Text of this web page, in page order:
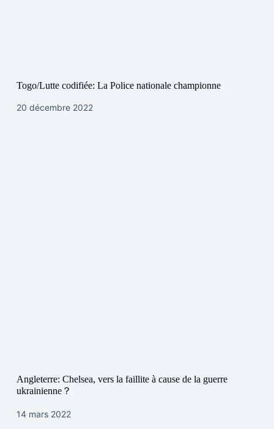
Togo/Lutte codifiée: La Police nationale championne
20 décembre 2022
Angleterre: Chelsea, vers la faillite à cause de la guerre
ukrainienne？
14 mars 2022